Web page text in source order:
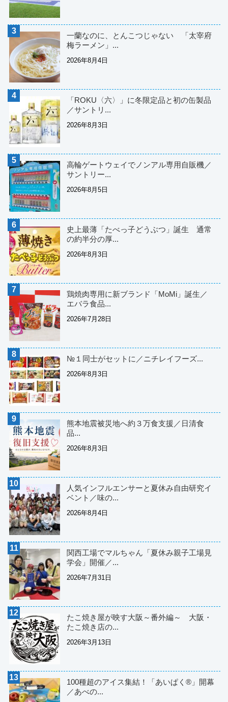
一蘭なのに、とんこつじゃない 「太宰府
梅ラーメン」...
2026年8月4日
「ROKU〈六〉」に冬限定品と初の缶製品
／サントリ...
2026年8月3日
高輪ゲートウェイでノンアル専用自販機／
サントリー...
2026年8月5日
史上最薄「たべっ子どうぶつ」誕生 通常
の約半分の厚...
2026年8月3日
鶏焼肉専用に新ブランド「MoMi」誕生／
エバラ食品...
2026年7月28日
№１同士がセットに／ニチレイフーズ...
2026年8月3日
熊本地震被災地へ約３万食支援／日清食
品...
2026年8月3日
人気インフルエンサーと夏休み自由研究イ
ベント／味の...
2026年8月4日
関西工場でマルちゃん「夏休み親子工場見
学会」開催／...
2026年7月31日
たこ焼き屋が映す大阪～番外編～ 大阪・
たこ焼き店の...
2026年3月13日
100種超のアイス集結！「あいぱく®」開幕
／あべの...